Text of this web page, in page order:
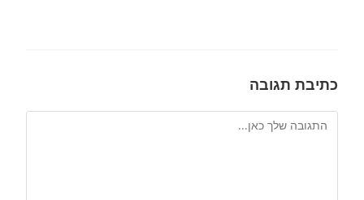
כתיבת תגובה